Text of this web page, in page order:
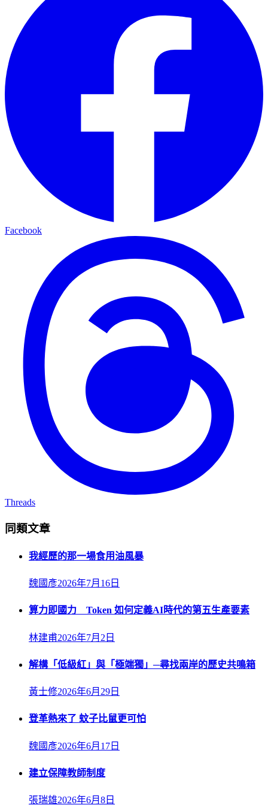
Facebook
Threads
同類文章
我經歷的那一場食用油風暴
魏國彥2026年7月16日
算力即國力 Token 如何定義AI時代的第五生產要素
林建甫2026年7月2日
解構「低級紅」與「極端獨」─尋找兩岸的歷史共鳴箱
黃士修2026年6月29日
登革熱來了 蚊子比鼠更可怕
魏國彥2026年6月17日
建立保障教師制度
張瑞雄2026年6月8日